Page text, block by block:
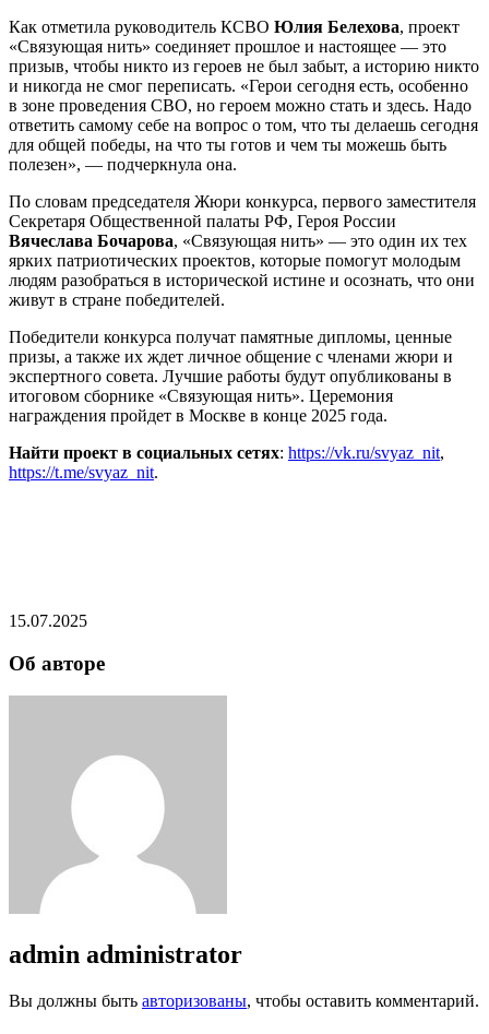
Как отметила руководитель КСВО Юлия Белехова, проект
«Связующая нить» соединяет прошлое и настоящее — это
призыв, чтобы никто из героев не был забыт, а историю никто
и никогда не смог переписать. «Герои сегодня есть, особенно
в зоне проведения СВО, но героем можно стать и здесь. Надо
ответить самому себе на вопрос о том, что ты делаешь сегодня
для общей победы, на что ты готов и чем ты можешь быть
полезен», — подчеркнула она.
По словам председателя Жюри конкурса, первого заместителя
Секретаря Общественной палаты РФ, Героя России
Вячеслава Бочарова, «Связующая нить» — это один их тех
ярких патриотических проектов, которые помогут молодым
людям разобраться в исторической истине и осознать, что они
живут в стране победителей.
Победители конкурса получат памятные дипломы, ценные
призы, а также их ждет личное общение с членами жюри и
экспертного совета. Лучшие работы будут опубликованы в
итоговом сборнике «Связующая нить». Церемония
награждения пройдет в Москве в конце 2025 года.
Найти проект в социальных сетях: https://vk.ru/svyaz_nit,
https://t.me/svyaz_nit.
15.07.2025
Об авторе
admin administrator
Вы должны быть авторизованы, чтобы оставить комментарий.